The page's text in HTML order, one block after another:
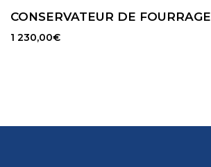
CONSERVATEUR DE FOURRAGE
1 230,00€